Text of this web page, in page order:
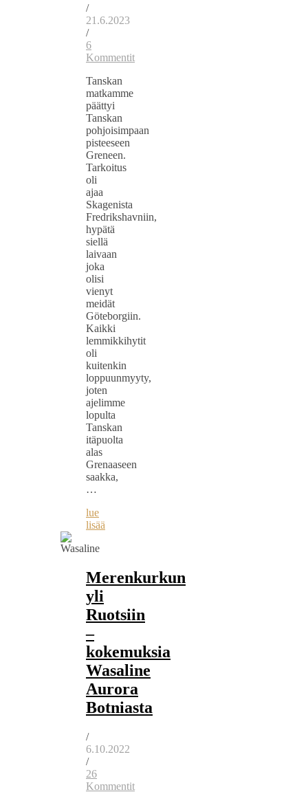
/
21.6.2023
/
6
Kommentit
Tanskan
matkamme
päättyi
Tanskan
pohjoisimpaan
pisteeseen
Greneen.
Tarkoitus
oli
ajaa
Skagenista
Fredrikshavniin,
hypätä
siellä
laivaan
joka
olisi
vienyt
meidät
Göteborgiin.
Kaikki
lemmikkihytit
oli
kuitenkin
loppuunmyyty,
joten
ajelimme
lopulta
Tanskan
itäpuolta
alas
Grenaaseen
saakka,
…
lue
lisää
Merenkurkun
yli
Ruotsiin
–
kokemuksia
Wasaline
Aurora
Botniasta
/
6.10.2022
/
26
Kommentit